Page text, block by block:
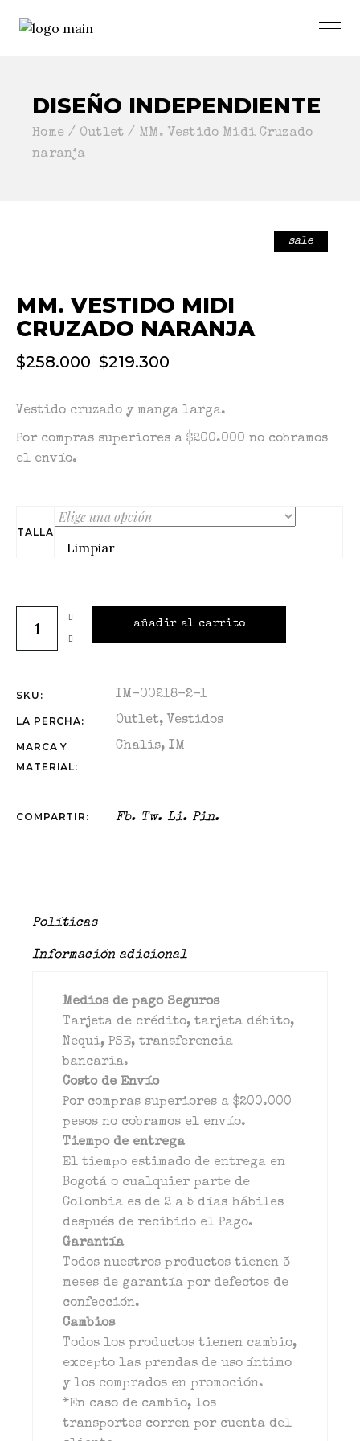
DISEÑO INDEPENDIENTE
Home Outlet
MM. Vestido Midi Cruzado
naranja
sale
MM. VESTIDO MIDI
CRUZADO NARANJA
$258.000 $219.300
Vestido cruzado y manga larga.
Por compras superiores a $200.000 no cobramos
el envío.
TALLA
Limpiar
añadir al carrito
SKU: IM-00218-2-1
LA PERCHA: Outlet, Vestidos
MARCA Y
MATERIAL:
Chalis,IM
COMPARTIR: Fb. Tw. Li. Pin.
Políticas
Información adicional
Medios de pago Seguros
Tarjeta de crédito, tarjeta débito,
Nequi, PSE, transferencia
bancaria.
Costo de Envío
Por compras superiores a $200.000
pesos no cobramos el envío.
Tiempo de entrega
El tiempo estimado de entrega en
Bogotá o cualquier parte de
Colombia es de 2 a 5 días hábiles
después de recibido el Pago.
Garantía
Todos nuestros productos tienen 3
meses de garantía por defectos de
confección.
Cambios
Todos los productos tienen cambio,
excepto las prendas de uso íntimo
y los comprados en promoción.
*En caso de cambio, los
transportes corren por cuenta del